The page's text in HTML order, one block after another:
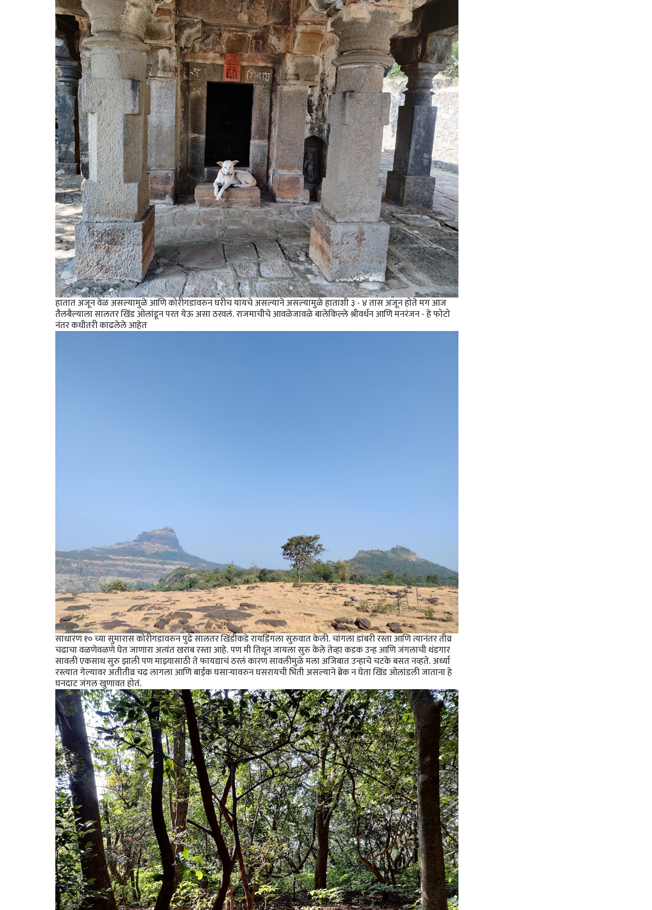
हातात अजून वेळ असल्यामुळे आणि कोरीगडावरुन घरीच यायचे असल्याने असल्यामुळे हाताशी ३ - ४ तास अजून होते मग आज
तैलबैल्याला सालतर खिंड ओलांडून परत येऊ असा ठरवलं. राजमाचीचे आवळेजावळे बालेकिल्ले श्रीवर्धन आणि मनरंजन - हे फोटो
नंतर कधीतरी काढलेले आहेत
साधारण १० च्या सुमारास कोरीगडावरुन पुढे सालतर खिंडीकडे रायडिंगला सुरुवात केली. चांगला डांबरी रस्ता आणि त्यानंतर तीव्र
चढाचा वळणेवळणे घेत जाणारा अत्यंत खराब रस्ता आहे. पण मी तिथून जायला सुरु केले तेव्हा कडक उन्ह आणि जंगलाची थंडगार
सावली एकसाथ सुरु झाली पण माझ्यासाठी ते फायद्याचं ठरलं कारण सावलीमुळे मला अजिबात उन्हाचे चटके बसत नव्हते. अर्ध्या
रस्त्यात गेल्यावर अतीतीव्र चढ लागला आणि बाईक घसार्‍यावरुन घसरायची भिती असल्याने ब्रेक न घेता खिंड ओलांडली जाताना हे
घनदाट जंगल खुणावत होतं.